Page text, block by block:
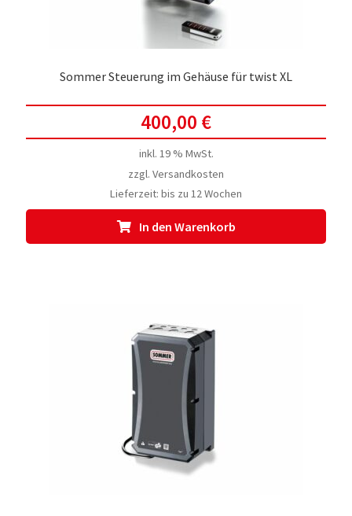
Sommer Steuerung im Gehäuse für twist XL
400,00 €
inkl. 19 % MwSt.
zzgl. Versandkosten
Lieferzeit: bis zu 12 Wochen
In den Warenkorb